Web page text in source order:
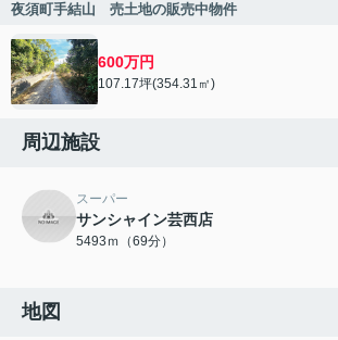
夜須町手結山 売土地の販売中物件
600万円
107.17坪(354.31㎡)
周辺施設
スーパー
サンシャイン芸西店
5493ｍ（69分）
地図